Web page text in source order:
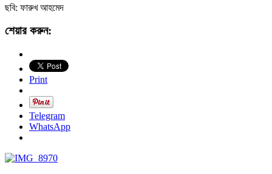
ছবি: ফারুখ আহমেদ
শেয়ার করুন:
Print
Telegram
WhatsApp